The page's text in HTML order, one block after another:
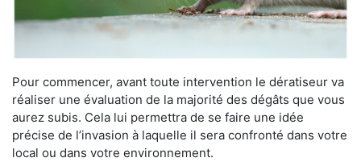
Pour commencer, avant toute intervention le dératiseur va
réaliser une évaluation de la majorité des dégâts que vous
aurez subis. Cela lui permettra de se faire une idée
précise de l’invasion à laquelle il sera confronté dans votre
local ou dans votre environnement.